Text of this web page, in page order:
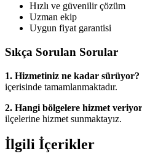
Hızlı ve güvenilir çözüm
Uzman ekip
Uygun fiyat garantisi
Sıkça Sorulan Sorular
1. Hizmetiniz ne kadar sürüyor?
içerisinde tamamlanmaktadır.
2. Hangi bölgelere hizmet
ilçelerine hizmet sunmaktayız.
İlgili İçerikler